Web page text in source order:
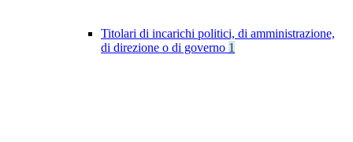
Titolari di incarichi politici, di amministrazione,
di direzione o di governo 1